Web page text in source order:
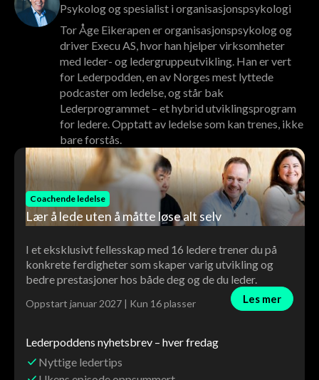
Psykolog og spesialist i organisasjonspsykologi
Tor Åge Eikerapen er organisasjonspsykolog og
driver Execu AS, hvor han hjelper virksomheter
med leder- og ledergruppeutvikling. Han er vert
for Lederpodden, en av Norges mest lyttede
podcaster om ledelse, og står bak
Lederprogrammet – et hybrid utviklingsprogram
for ledere. Opptatt av ledelse som kan trenes, ikke
bare forstås.
Lederpoddens nyhetsbrev – hver fredag
Nyttige ledertips
Coachende ledelse
Lær å lede uten å måtte løse alt selv
I et eksklusivt fellesskap med 16 ledere trener du på
konkrete ferdigheter som skaper varig utvikling og
bedre prestasjoner hos både deg og de du leder.
Oppstart januar 2027 | Kun 16 plasser Les mer